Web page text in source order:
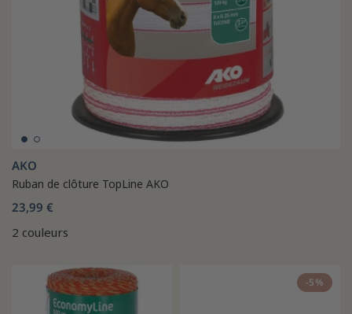
AKO
Ruban de clôture TopLine AKO
23,99 €
2 couleurs
-5%